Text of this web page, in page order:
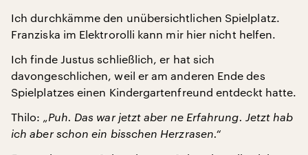
Ich durchkämme den unübersichtlichen Spielplatz.
Franziska im Elektrorolli kann mir hier nicht helfen.
Ich finde Justus schließlich, er hat sich
davongeschlichen, weil er am anderen Ende des
Spielplatzes einen Kindergartenfreund entdeckt hatte.
Thilo: „Puh. Das war jetzt aber ne Erfahrung. Jetzt hab
ich aber schon ein bisschen Herzrasen.“